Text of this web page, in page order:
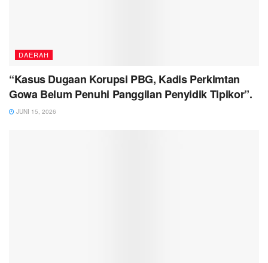
DAERAH
“Kasus Dugaan Korupsi PBG, Kadis Perkimtan
Gowa Belum Penuhi Panggilan Penyidik Tipikor”.
JUNI 15, 2026